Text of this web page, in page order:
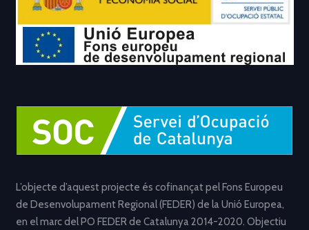
L’objecte d’aquest projecte és cofinançat pel Fons Europeu
de Desenvolupament Regional (FEDER) de la Unió Europea,
en el marc del PO FEDER de Catalunya 2014-2020. Objectiu